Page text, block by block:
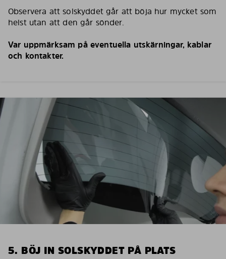
Observera att solskyddet går att böja hur mycket som
helst utan att den går sönder.
Var uppmärksam på eventuella utskärningar, kablar
och kontakter.
5. BÖJ IN SOLSKYDDET PÅ PLATS